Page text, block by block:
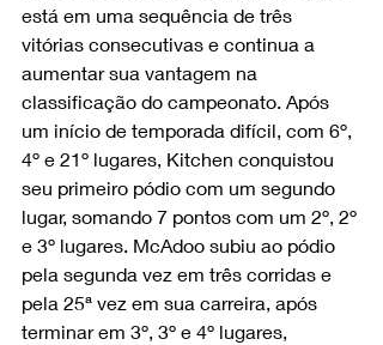
está em uma sequência de três
vitórias consecutivas e continua a
aumentar sua vantagem na
classificação do campeonato. Após
um início de temporada difícil, com 6º,
4º e 21º lugares, Kitchen conquistou
seu primeiro pódio com um segundo
lugar, somando 7 pontos com um 2º, 2º
e 3º lugares. McAdoo subiu ao pódio
pela segunda vez em três corridas e
pela 25ª vez em sua carreira, após
terminar em 3º, 3º e 4º lugares,